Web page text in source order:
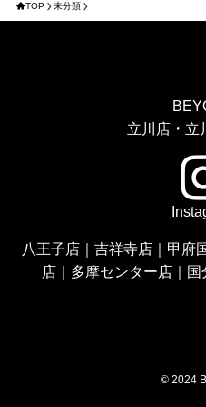
TOP 未分類
立川店・立
八王子店 ｜ 吉祥寺店 ｜ 甲府
店｜ 多摩センター店｜ 国
© 2024